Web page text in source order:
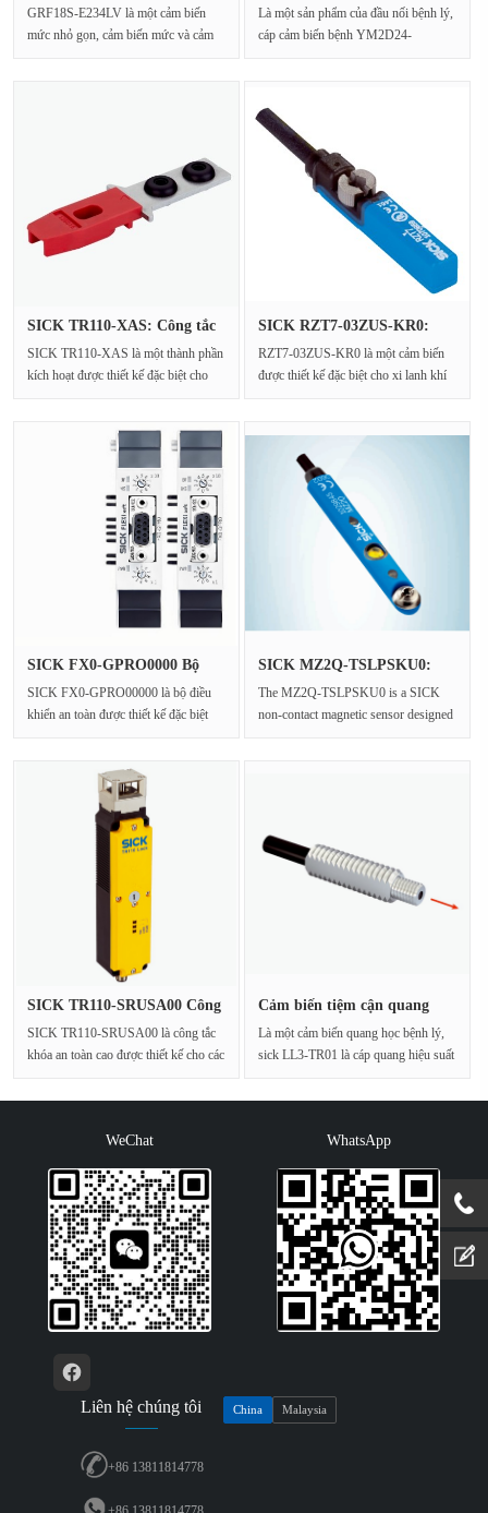
GRF18S-E234LV là một cảm biến
mức nhỏ gọn, cảm biến mức và cảm
Là một sản phẩm của đầu nối bệnh lý,
cáp cảm biến bệnh YM2D24-
SICK TR110-XAS: Công tắc
SICK TR110-XAS là một thành phần
kích hoạt được thiết kế đặc biệt cho
SICK RZT7-03ZUS-KR0:
RZT7-03ZUS-KR0 là một cảm biến
được thiết kế đặc biệt cho xi lanh khí
SICK FX0-GPRO0000 Bộ
SICK FX0-GPRO00000 là bộ điều
khiển an toàn được thiết kế đặc biệt
SICK MZ2Q-TSLPSKU0:
The MZ2Q-TSLPSKU0 is a SICK
non-contact magnetic sensor designed
SICK TR110-SRUSA00 Công
SICK TR110-SRUSA00 là công tắc
khóa an toàn cao được thiết kế cho các
Cảm biến tiệm cận quang
Là một cảm biến quang học bệnh lý,
sick LL3-TR01 là cáp quang hiệu suất
WeChat WhatsApp
Liên hệ chúng tôi China Malaysia
+86 13811814778